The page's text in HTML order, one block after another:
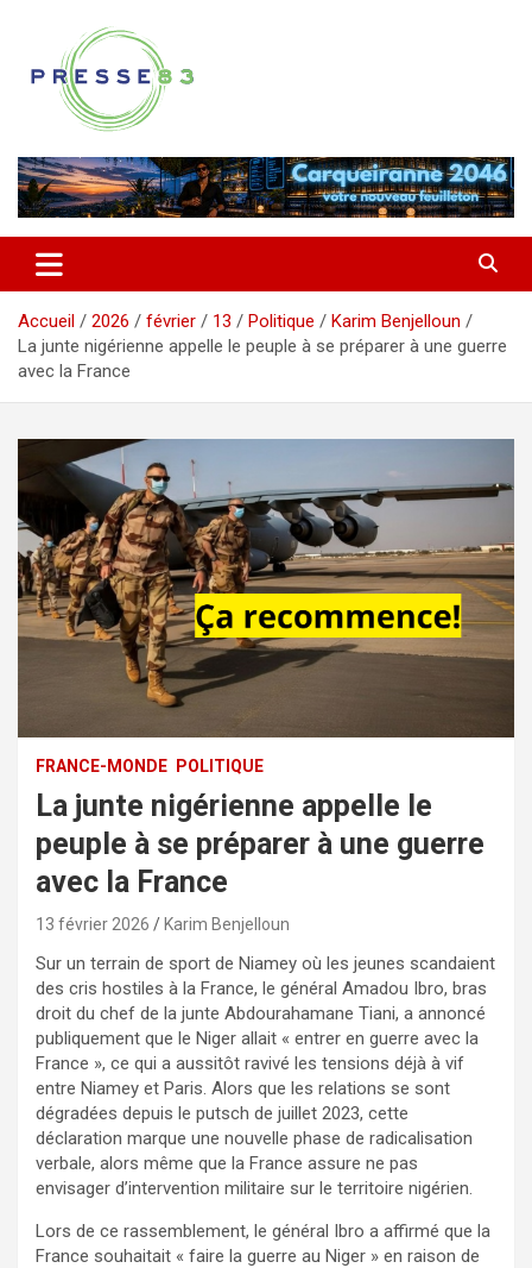
contenu
Presse 83
Accueil 2026 février 13 Politique
Karim Benjelloun
La junte nigérienne appelle le peuple à se préparer à une guerre
avec la France
FRANCE-MONDE POLITIQUE
La junte nigérienne appelle le
peuple à se préparer à une guerre
avec la France
13 février 2026 Karim Benjelloun
Sur un terrain de sport de Niamey où les jeunes scandaient
des cris hostiles à la France, le général Amadou Ibro, bras
droit du chef de la junte Abdourahamane Tiani, a annoncé
publiquement que le Niger allait « entrer en guerre avec la
France », ce qui a aussitôt ravivé les tensions déjà à vif
entre Niamey et Paris. Alors que les relations se sont
dégradées depuis le putsch de juillet 2023, cette
déclaration marque une nouvelle phase de radicalisation
verbale, alors même que la France assure ne pas
envisager d’intervention militaire sur le territoire nigérien.
Lors de ce rassemblement, le général Ibro a affirmé que la
France souhaitait « faire la guerre au Niger » en raison de